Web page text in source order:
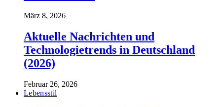
März 8, 2026
Aktuelle Nachrichten und
Technologietrends in Deutschland
(2026)
Februar 26, 2026
Lebensstil